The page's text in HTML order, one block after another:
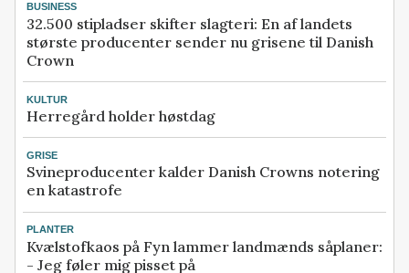
BUSINESS
32.500 stipladser skifter slagteri: En af landets
største producenter sender nu grisene til Danish
Crown
KULTUR
Herregård holder høstdag
GRISE
Svineproducenter kalder Danish Crowns notering
en katastrofe
PLANTER
Kvælstofkaos på Fyn lammer landmænds såplaner:
- Jeg føler mig pisset på